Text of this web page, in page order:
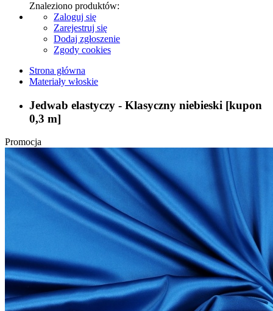
Znaleziono produktów:
Zaloguj się
Zarejestruj się
Dodaj zgłoszenie
Zgody cookies
Strona główna
Materiały włoskie
Jedwab elastyczy - Klasyczny niebieski [kupon
0,3 m]
Promocja